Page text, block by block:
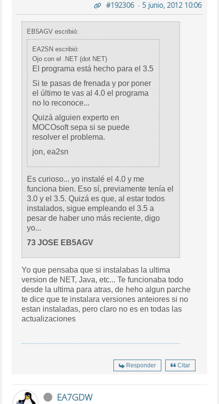
#192306- 5 junio, 2012 10:06
EB5AGV escribió:
EA2SN escribió:
Ojo con el .NET (dot NET)
El programa está hecho para el 3.5
Si te pasas de frenada y por poner
el último te vas al 4.0 el programa
no lo reconoce...
Quizá alguien experto en
MOCOsoft sepa si se puede
resolver el problema.
jon, ea2sn
Es curioso... yo instalé el 4.0 y me
funciona bien. Eso sí, previamente tenía el
3.0 y el 3.5. Quizá es que, al estar todos
instalados, sigue empleando el 3.5 a
pesar de haber uno más reciente, digo
yo...
73 JOSE EB5AGV
Yo que pensaba que si instalabas la ultima
version de NET, Java, etc... Te funcionaba todo
desde la ultima para atras, de heho algun parche
te dice que te instalara versiones anteiores si no
estan instaladas, pero claro no es en todas las
actualizaciones
Responder Citar
EA7GDW